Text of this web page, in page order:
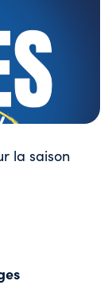
la saison